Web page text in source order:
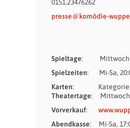
0151.23476262
presse@komödie-
Spieltage: Mittwoch
Spielzeiten: Mi-Sa,
Karten: Kategorie I
Theatertage: Mittwoch
Vorverkauf:
Abendkasse: Mi-Sa,